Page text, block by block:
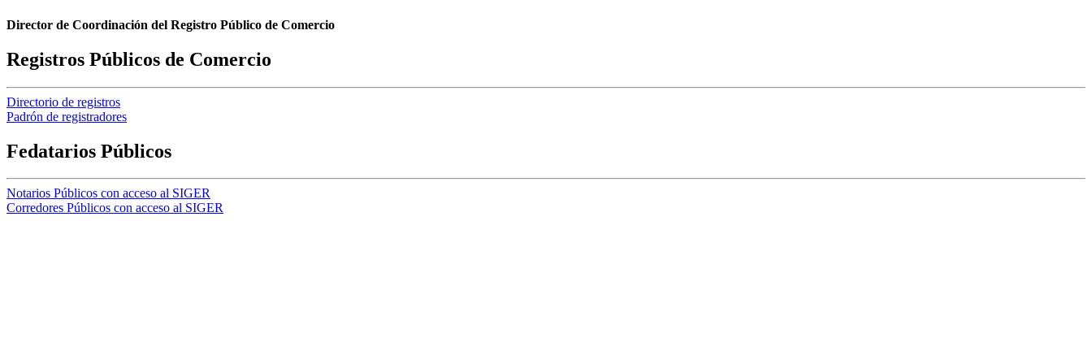
Director de Coordinación del Registro Público de Comercio
Registros Públicos de Comercio
Directorio de registros
Padrón de registradores
Fedatarios Públicos
Notarios Públicos con acceso al SIGER
Corredores Públicos con acceso al SIGER